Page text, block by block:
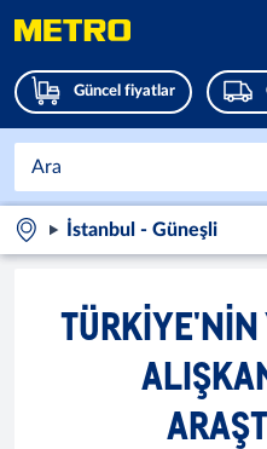
Güncel fiyatlar
İstanbul - Güneşli
TÜRKIYE'NIN